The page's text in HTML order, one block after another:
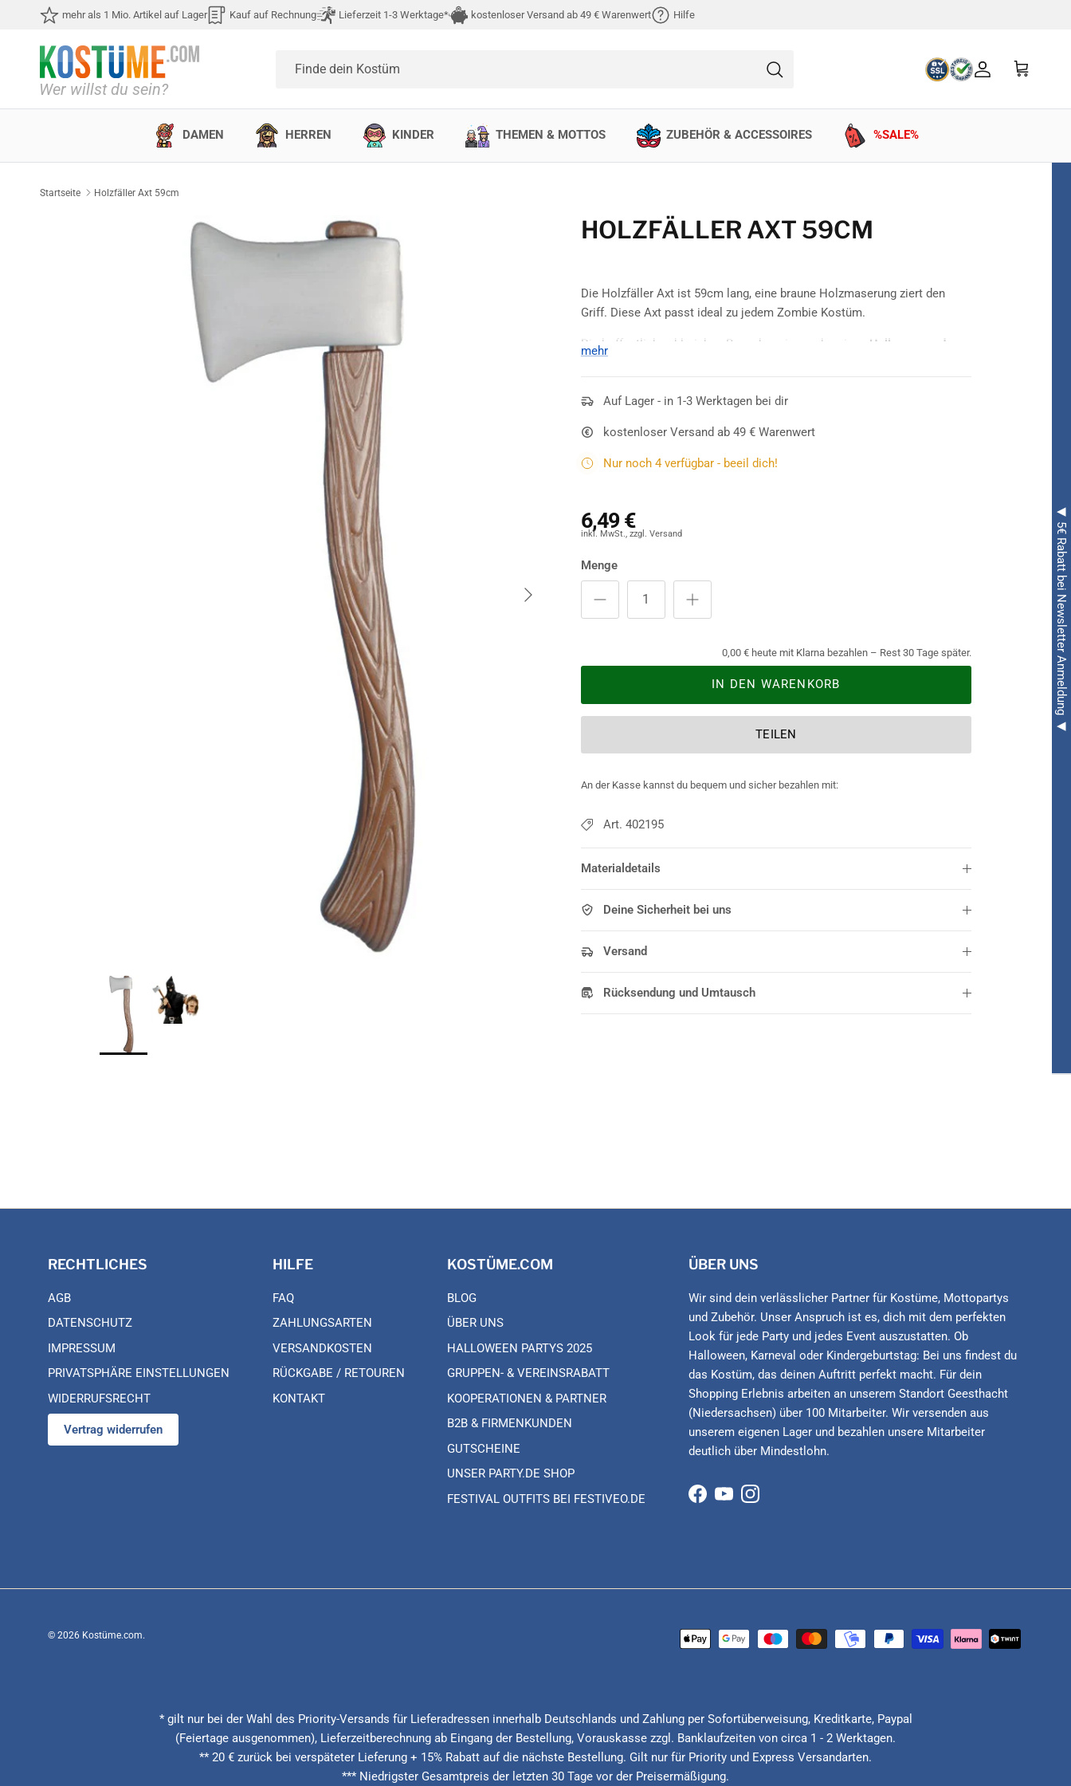
Direkt zum Inhaltmehr als 1 Mio. Artikel auf Lager Kauf auf Rechnung Lieferzeit 1-3 Werktage* kostenloser Versand ab 49 € Warenwert Hilfe
Finde dein Kostüm Suchen
DAMEN HERREN KINDER THEMEN & MOTTOS ZUBEHÖR & ACCESSOIRES %SALE%
◀ 5€ Rabatt bei Newsletter Anmeldung ◀
Startseite Holzfäller Axt 59cm
Nächste
HOLZFÄLLER AXT 59CM
Die Holzfäller Axt ist 59cm lang, eine braune Holzmaserung ziert den
Griff. Diese Axt passt ideal zu jedem Zombie Kostüm.
Die hoffentlich zahlreichen Besucher einer schaurigen Halloween- oder
trägt. Sie kommt durch die Maserung sehr realistisch daher und weist
die Gäste um einige Körperteile zu erleichtern. Gruselig!
mehr
Auf Lager - in 1-3 Werktagen bei dir
kostenloser Versand ab 49 € Warenwert
Nur noch 4 verfügbar - beeil dich!
6,49 €
Menge
0,00 € heute mit Klarna bezahlen – Rest 30 Tage später.
IN DEN WARENKORB
TEILEN
An der Kasse kannst du bequem und sicher bezahlen mit:
Art. 402195
Materialdetails
Deine Sicherheit bei uns
Versand
Rücksendung und Umtausch
RECHTLICHES
AGB
DATENSCHUTZ
IMPRESSUM
PRIVATSPHÄRE EINSTELLUNGEN
WIDERRUFSRECHT
Vertrag widerrufen
HILFE
FAQ
ZAHLUNGSARTEN
VERSANDKOSTEN
RÜCKGABE / RETOUREN
KONTAKT
KOSTÜME.COM
BLOG
ÜBER UNS
HALLOWEEN PARTYS 2025
GRUPPEN- & VEREINSRABATT
KOOPERATIONEN & PARTNER
B2B & FIRMENKUNDEN
GUTSCHEINE
UNSER PARTY.DE SHOP
FESTIVAL OUTFITS BEI FESTIVEO.DE
ÜBER UNS
Wir sind dein verlässlicher Partner für Kostüme, Mottopartys
und Zubehör. Unser Anspruch ist es, dich mit dem perfekten
Look für jede Party und jedes Event auszustatten. Ob
Halloween, Karneval oder Kindergeburtstag: Bei uns findest du
das Kostüm, das deinen Auftritt perfekt macht. Für dein
Shopping Erlebnis arbeiten an unserem Standort Geesthacht
(Niedersachsen) über 100 Mitarbeiter. Wir versenden aus
unserem eigenen Lager und bezahlen unsere Mitarbeiter
deutlich über Mindestlohn.
Facebook
YouTubeInstagram
© 2026 Kostüme.com.
* gilt nur bei der Wahl des Priority-Versands für Lieferadressen innerhalb Deutschlands und Zahlung per Sofortüberweisung, Kreditkarte, Paypal
(Feiertage ausgenommen), Lieferzeitberechnung ab Eingang der Bestellung, Vorauskasse zzgl. Banklaufzeiten von circa 1 - 2 Werktagen.
** 20 € zurück bei verspäteter Lieferung + 15% Rabatt auf die nächste Bestellung. Gilt nur für Priority und Express Versandarten.
*** Niedrigster Gesamtpreis der letzten 30 Tage vor der Preisermäßigung.